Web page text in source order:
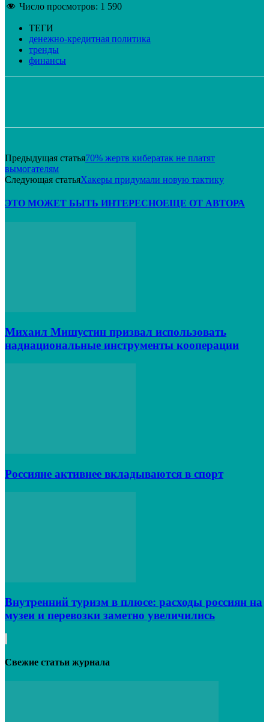
Число просмотров: 1 590
ТЕГИ
денежно-кредитная политика
тренды
финансы
Предыдущая статья70% жертв кибератак не платят
вымогателям
Следующая статьяХакеры придумали новую тактику
ЭТО МОЖЕТ БЫТЬ ИНТЕРЕСНОЕЩЕ ОТ АВТОРА
Михаил Мишустин призвал использовать
наднациональные инструменты кооперации
Россияне активнее вкладываются в спорт
Внутренний туризм в плюсе: расходы россиян на
музеи и перевозки заметно увеличились
Свежие статьи журнала